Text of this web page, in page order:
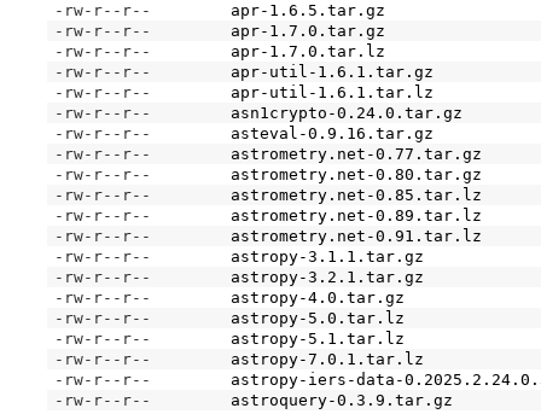
-rw-r--r--
apr-1.6.5.tar.gz
-rw-r--r--
apr-1.7.0.tar.gz
-rw-r--r--
apr-1.7.0.tar.lz
-rw-r--r--
apr-util-1.6.1.tar.gz
-rw-r--r--
apr-util-1.6.1.tar.lz
-rw-r--r--
asn1crypto-0.24.0.tar.gz
-rw-r--r--
asteval-0.9.16.tar.gz
-rw-r--r--
astrometry.net-0.77.tar.gz
-rw-r--r--
astrometry.net-0.80.tar.gz
-rw-r--r--
astrometry.net-0.85.tar.lz
-rw-r--r--
astrometry.net-0.89.tar.lz
-rw-r--r--
astrometry.net-0.91.tar.lz
-rw-r--r--
astropy-3.1.1.tar.gz
-rw-r--r--
astropy-3.2.1.tar.gz
-rw-r--r--
astropy-4.0.tar.gz
-rw-r--r--
astropy-5.0.tar.lz
-rw-r--r--
astropy-5.1.tar.lz
-rw-r--r--
astropy-7.0.1.tar.lz
-rw-r--r--
astropy-iers-data-
-rw-r--r--
astroquery-0.3.9.tar.gz